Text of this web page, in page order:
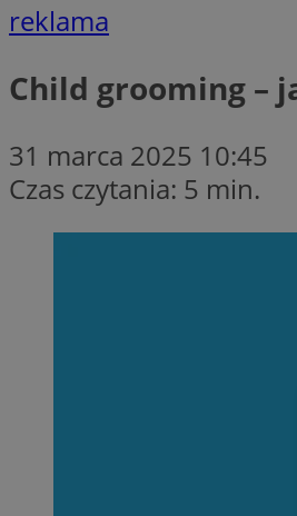
reklama
Child grooming –
31 marca 2025 10:45
Czas czytania: 5 min.